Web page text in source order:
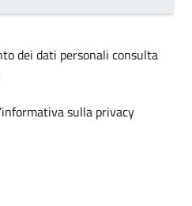
dei dati personali consulta
sulla privacy